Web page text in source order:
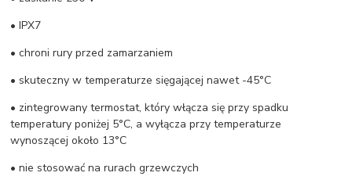
• IPX7
• chroni rury przed zamarzaniem
• skuteczny w temperaturze sięgającej nawet -45°C
• zintegrowany termostat, który włącza się przy spadku
temperatury poniżej 5°C, a wyłącza przy temperaturze
wynoszącej około 13°C
• nie stosować na rurach grzewczych